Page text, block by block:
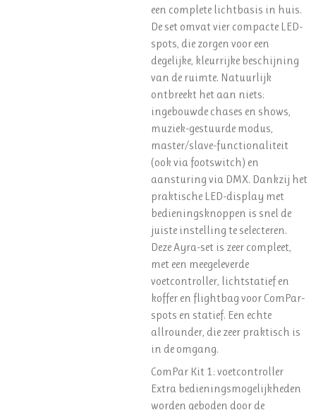
een complete lichtbasis in huis.
De set omvat vier compacte LED-
spots, die zorgen voor een
degelijke, kleurrijke beschijning
van de ruimte. Natuurlijk
ontbreekt het aan niets:
ingebouwde chases en shows,
muziek-gestuurde modus,
master/slave-functionaliteit
(ook via footswitch) en
aansturing via DMX. Dankzij het
praktische LED-display met
bedieningsknoppen is snel de
juiste instelling te selecteren.
Deze Ayra-set is zeer compleet,
met een meegeleverde
voetcontroller, lichtstatief en
koffer en flightbag voor ComPar-
spots en statief. Een echte
allrounder, die zeer praktisch is
in de omgang.
ComPar Kit 1: voetcontroller
Extra bedieningsmogelijkheden
worden geboden door de